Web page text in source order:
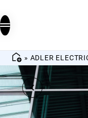
» ADLER